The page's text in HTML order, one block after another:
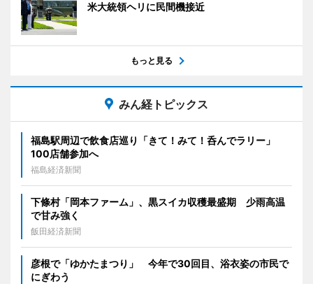
米大統領ヘリに民間機接近
もっと見る
みん経トピックス
福島駅周辺で飲食店巡り「きて！みて！呑んでラリー」
100店舗参加へ
福島経済新聞
下條村「岡本ファーム」、黒スイカ収穫最盛期 少雨高温
で甘み強く
飯田経済新聞
彦根で「ゆかたまつり」 今年で30回目、浴衣姿の市民で
にぎわう